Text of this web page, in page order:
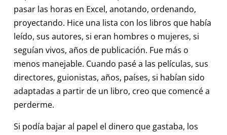
pasar las horas en Excel, anotando, ordenando,
proyectando. Hice una lista con los libros que había
leído, sus autores, si eran hombres o mujeres, si
seguían vivos, años de publicación. Fue más o
menos manejable. Cuando pasé a las películas, sus
directores, guionistas, años, países, si habían sido
adaptadas a partir de un libro, creo que comencé a
perderme.
Si podía bajar al papel el dinero que gastaba, los